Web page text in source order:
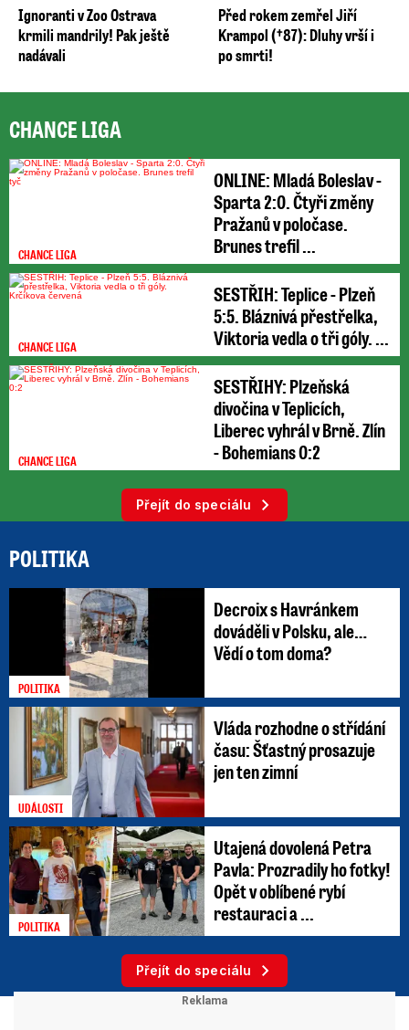
Ignoranti v Zoo Ostrava
krmili mandrily! Pak ještě
nadávali
Před rokem zemřel Jiří
Krampol (†87): Dluhy vrší i
po smrti!
CHANCE LIGA
CHANCE LIGA
ONLINE: Mladá Boleslav -
Sparta 2:0. Čtyři změny
Pražanů v poločase.
Brunes trefil ...
CHANCE LIGA
SESTŘIH: Teplice - Plzeň
5:5. Bláznivá přestřelka,
Viktoria vedla o tři góly. ...
CHANCE LIGA
SESTŘIHY: Plzeňská
divočina v Teplicích,
Liberec vyhrál v Brně. Zlín
- Bohemians 0:2
Přejít do speciálu
POLITIKA
POLITIKA
Decroix s Havránkem
dováděli v Polsku, ale…
Vědí o tom doma?
UDÁLOSTI
Vláda rozhodne o střídání
času: Šťastný prosazuje
jen ten zimní
POLITIKA
Utajená dovolená Petra
Pavla: Prozradily ho fotky!
Opět v oblíbené rybí
restauraci a ...
Přejít do speciálu